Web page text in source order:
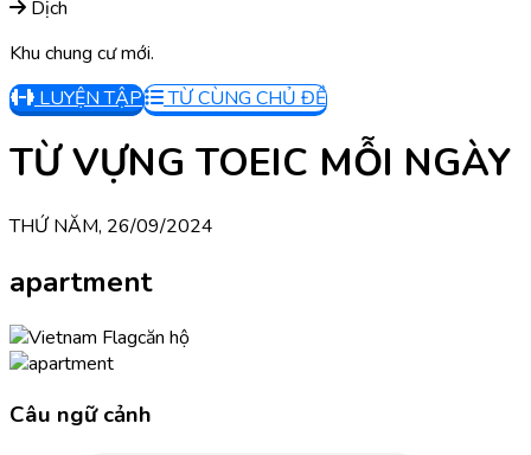
Dịch
Khu chung cư mới.
LUYỆN TẬP
TỪ CÙNG CHỦ ĐỀ
TỪ VỰNG TOEIC MỖI NGÀY
THỨ NĂM, 26/09/2024
apartment
căn hộ
Câu ngữ cảnh